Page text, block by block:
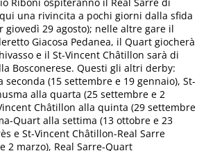
una rivincita a pochi giorni dalla sfida
giovedì 29 agosto); nelle altre gare il
Giacosa Pedanea, il Quart giocherà
e il St-Vincent Châtillon sarà di
Bosconerese. Questi gli altri derby:
seconda (15 settembre e 19 gennaio), St-
alla quarta (25 settembre e 2
Châtillon alla quinta (29 settembre
Quart alla settima (13 ottobre e 23
e St-Vincent Châtillon-Real Sarre
2 marzo), Real Sarre-Quart